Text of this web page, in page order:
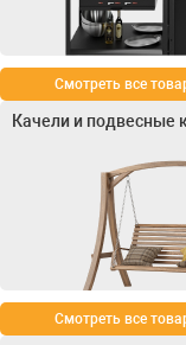
Смотреть все
Качели и подвесные
Смотреть все